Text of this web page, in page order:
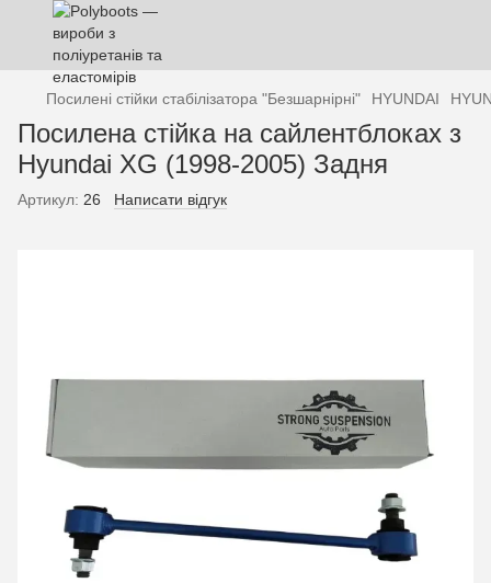
Посилені стійки стабілізатора "Безшарнірні" HYUNDAI
Посилена стійка на сайлентблоках з
Hyundai XG (1998-2005) Задня
Артикул: 26 Написати відгук